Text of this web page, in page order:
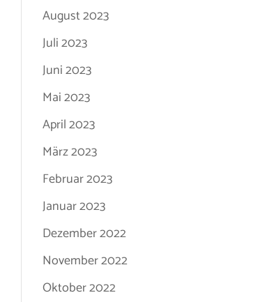
August 2023
Juli 2023
Juni 2023
Mai 2023
April 2023
März 2023
Februar 2023
Januar 2023
Dezember 2022
November 2022
Oktober 2022